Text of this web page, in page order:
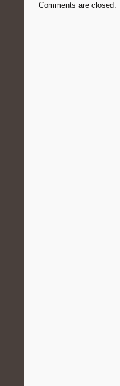
Comments are closed.